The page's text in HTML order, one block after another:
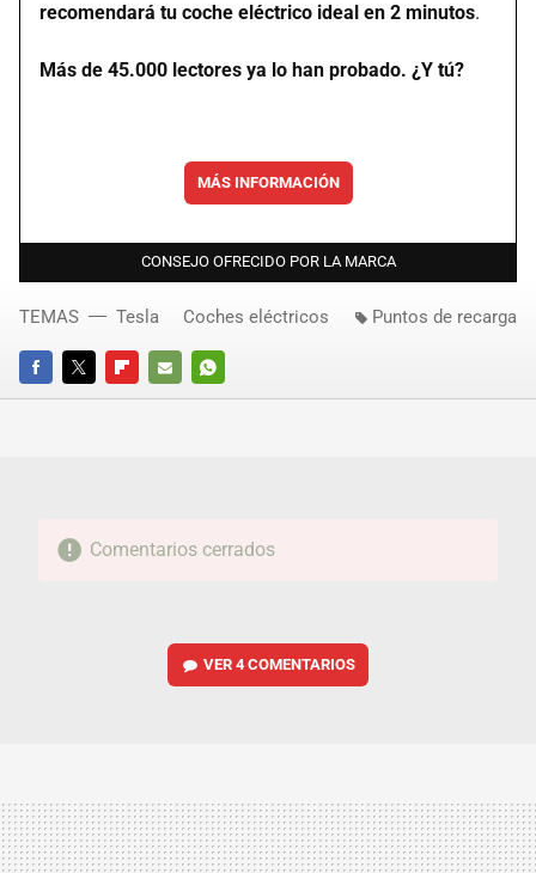
recomendará tu coche eléctrico ideal en 2 minutos.
Más de 45.000 lectores ya lo han probado. ¿Y tú?
MÁS INFORMACIÓN
CONSEJO OFRECIDO POR LA MARCA
FACEBOOKTWITTERFLIPBOARD
E-
WHATSAPP
TEMAS Tesla Coches eléctricos Puntos de recarga
Comentarios cerrados
VER4 COMENTARIOS